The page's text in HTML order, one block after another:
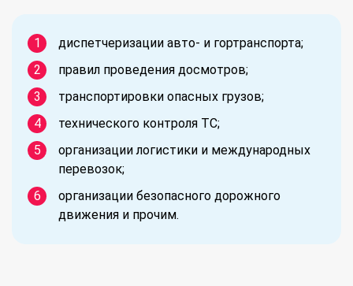
диспетчеризации авто- и гортранспорта;
правил проведения досмотров;
транспортировки опасных грузов;
технического контроля ТС;
организации логистики и международных
перевозок;
организации безопасного дорожного
движения и прочим.